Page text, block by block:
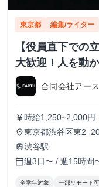
東京都 編集/ライター
【役員直下での
大歓迎！人を動
合同会社アース
currency_yen 時給1,250~2,000円
place東京都渋谷区東
train渋谷駅
calendar_today週3日〜 / 週15時間
全学年対象 一部リモート可